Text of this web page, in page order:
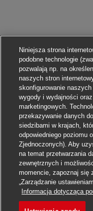
Niniejsza strona
podobne technologie
pozwalają np. na
naszych stron
skonfigurowanie
wygody i wydajności
marketingowych.
przekazywanie danych
siedzibami w krajach,
odpowiedniego poziomu
Zjednoczonych). Aby
na temat przetwarzania
zewnętrznych i
momencie, zapoznaj się
„Zarządzanie
Informacja dotycząca